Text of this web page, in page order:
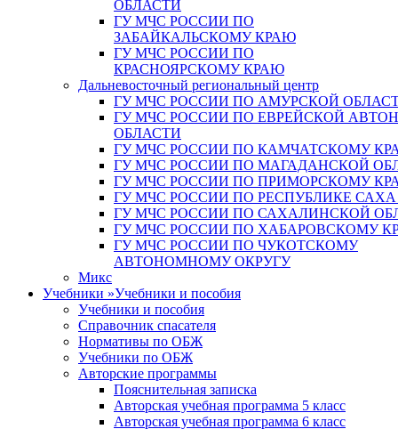
ОБЛАСТИ
ГУ МЧС РОССИИ ПО
ЗАБАЙКАЛЬСКОМУ КРАЮ
ГУ МЧС РОССИИ ПО
КРАСНОЯРСКОМУ КРАЮ
Дальневосточный региональный центр
ГУ МЧС РОССИИ ПО АМУРСКОЙ
ГУ МЧС РОССИИ ПО ЕВРЕЙСКОЙ
ОБЛАСТИ
ГУ МЧС РОССИИ ПО КАМЧАТСКОМУ
ГУ МЧС РОССИИ ПО МАГАДАНСКОЙ
ГУ МЧС РОССИИ ПО ПРИМОРСКОМУ
ГУ МЧС РОССИИ ПО РЕСПУБЛИКЕ
ГУ МЧС РОССИИ ПО САХАЛИНСКОЙ
ГУ МЧС РОССИИ ПО ХАБАРОВСКОМУ
ГУ МЧС РОССИИ ПО ЧУКОТСКОМУ
АВТОНОМНОМУ ОКРУГУ
Микс
Учебники »Учебники и пособия
Учебники и пособия
Справочник спасателя
Нормативы по ОБЖ
Учебники по ОБЖ
Авторские программы
Пояснительная записка
Авторская учебная программа 5 класс
Авторская учебная программа 6 класс